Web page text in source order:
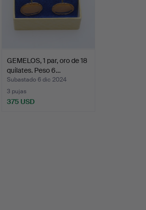
GEMELOS, 1 par, oro de 18
quilates. Peso 6…
Subastado 6 dic 2024
3 pujas
375 USD